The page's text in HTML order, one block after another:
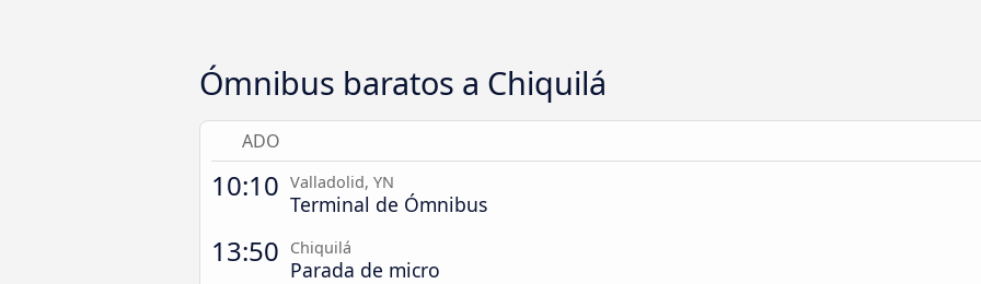
Ómnibus baratos a Chiquilá
ADO
10:10 Valladolid, YN
Terminal de Ómnibus
13:50 Chiquilá
Parada de micro